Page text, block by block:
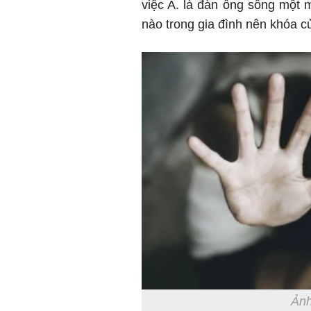
việc A. là đàn ông sống một
nào trong gia đình nên khóa